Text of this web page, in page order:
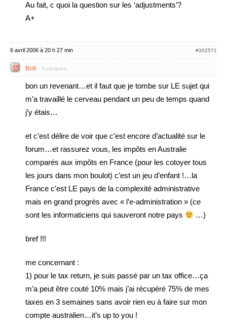
Au fait, c quoi la question sur les ‘adjustments’?
A+
6 avril 2006 à 20 h 27 min #302571
Bob Participant
bon un revenant…et il faut que je tombe sur LE sujet qui
m’a travaillé le cerveau pendant un peu de temps quand
j’y étais…
et c’est délire de voir que c’est encore d’actualité sur le
forum…et rassurez vous, les impôts en Australie
comparés aux impôts en France (pour les cotoyer tous
les jours dans mon boulot) c’est un jeu d’enfant !…la
France c’est LE pays de la complexité administrative
mais en grand progrès avec « l’e-administration » (ce
sont les informaticiens qui sauveront notre pays
…)
bref !!!
me concernant :
1) pour le tax return, je suis passé par un tax office…ça
m’a peut être couté 10% mais j’ai récupéré 75% de mes
taxes en 3 semaines sans avoir rien eu à faire sur mon
compte australien…it’s up to you !